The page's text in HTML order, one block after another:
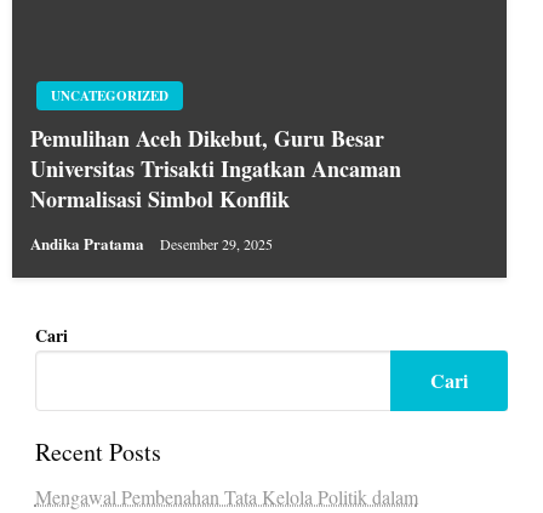
UNCATEGORIZED
Pemulihan Aceh Dikebut, Guru Besar
Universitas Trisakti Ingatkan Ancaman
Normalisasi Simbol Konflik
Andika Pratama Desember 29, 2025
Cari
Cari
Recent Posts
Mengawal Pembenahan Tata Kelola Politik dalam